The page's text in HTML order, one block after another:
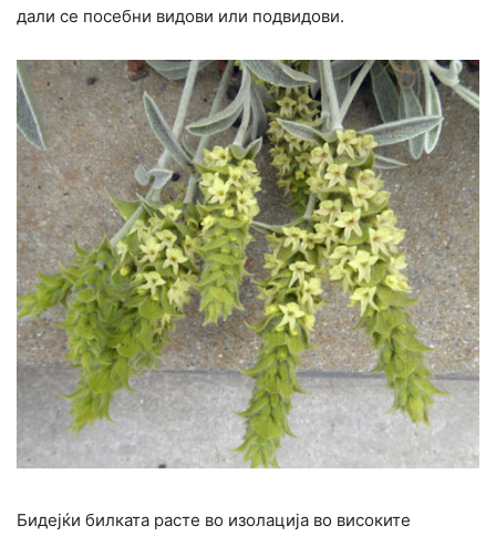
дали се посебни видови или подвидови.
Бидејќи билката расте во изолација во високите